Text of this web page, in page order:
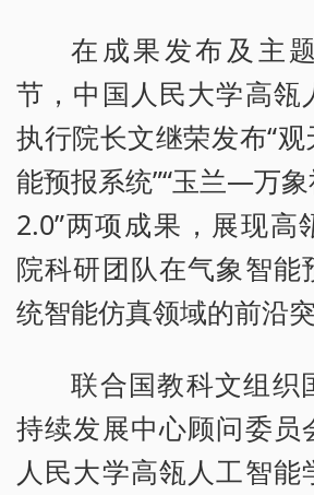
在成果发布及主
节，中国人民大学高瓴
执行院长文继荣发布“
能预报系统”“玉兰—万
2.0”两项成果，展现高
院科研团队在气象智能
统智能仿真领域的前沿突
联合国教科文组织
持续发展中心顾问委员
人民大学高瓴人工智能